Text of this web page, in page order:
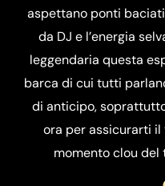
aspettano ponti
da DJ e l’energia
leggendaria questa
barca di cui tutti
di anticipo,
ora per assicurarti
momento clou del